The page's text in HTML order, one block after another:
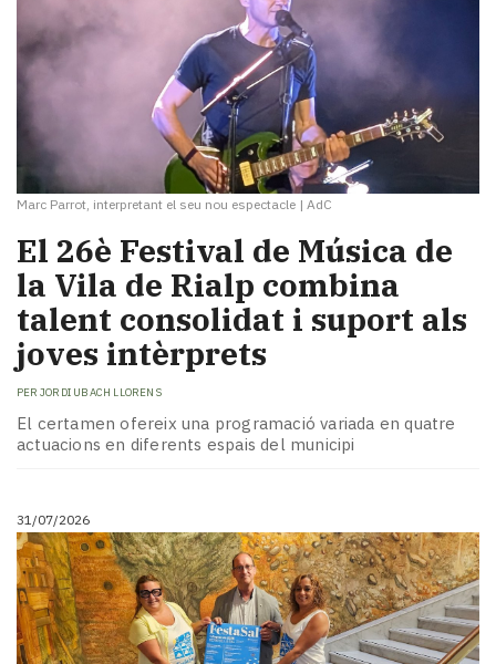
Marc Parrot, interpretant el seu nou espectacle | AdC
​El 26è Festival de Música de
la Vila de Rialp combina
talent consolidat i suport als
joves intèrprets
PER JORDI UBACH LLORENS
El certamen ofereix una programació variada en quatre
actuacions en diferents espais del municipi
31/07/2026